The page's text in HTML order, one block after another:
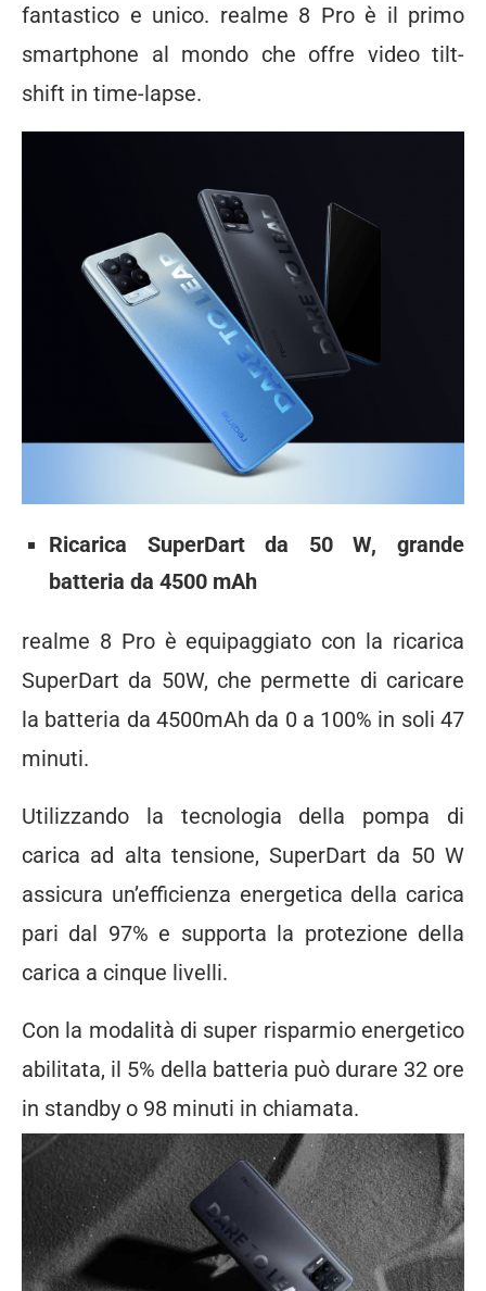
fantastico e unico. realme 8 Pro è il primo
smartphone al mondo che offre video tilt-
shift in time-lapse.
Ricarica SuperDart da 50 W, grande
batteria da 4500 mAh
realme 8 Pro è equipaggiato con la ricarica
SuperDart da 50W, che permette di caricare
la batteria da 4500mAh da 0 a 100% in soli 47
minuti.
Utilizzando la tecnologia della pompa di
carica ad alta tensione, SuperDart da 50 W
assicura un’efficienza energetica della carica
pari dal 97% e supporta la protezione della
carica a cinque livelli.
Con la modalità di super risparmio energetico
abilitata, il 5% della batteria può durare 32 ore
in standby o 98 minuti in chiamata.